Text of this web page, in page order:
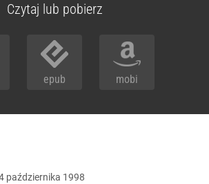
Czytaj lub pobierz
epub mobi
października 1998